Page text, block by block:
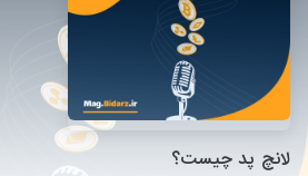
لانچ پد چیست؟